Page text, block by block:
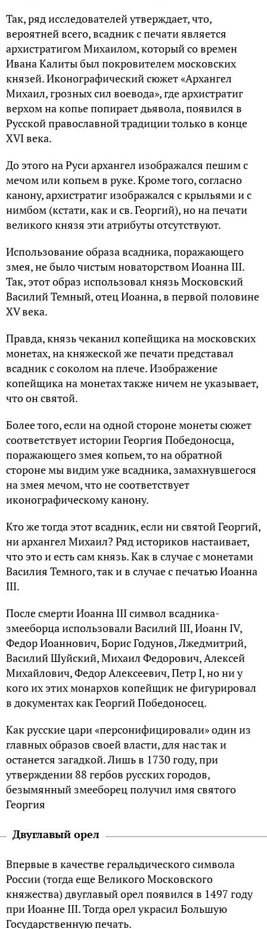
Так, ряд исследователей утверждает, что,
вероятней всего, всадник c печати является
архистратигом Михаилом, который со времен
Ивана Калиты был покровителем московских
князей. Иконографический сюжет «Архангел
Михаил, грозных сил воевода», где архистратиг
верхом на копье попирает дьявола, появился в
Русской православной традиции только в конце
XVI века.
До этого на Руси архангел изображался пешим с
мечом или копьем в руке. Кроме того, согласно
канону, архистратиг изображался с крыльями и с
нимбом (кстати, как и св. Георгий), но на печати
великого князя эти атрибуты отсутствуют.
Использование образа всадника, поражающего
змея, не было чистым новаторством Иоанна III.
Так, этот образ использовал князь Московский
Василий Темный, отец Иоанна, в первой половине
XV века.
Правда, князь чеканил копейщика на московских
монетах, на княжеской же печати представал
всадник с соколом на плече. Изображение
копейщика на монетах также ничем не указывает,
что он святой.
Более того, если на одной стороне монеты сюжет
соответствует истории Георгия Победоносца,
поражающего змея копьем, то на обратной
стороне мы видим уже всадника, замахнувшегося
на змея мечом, что не соответствует
иконографическому канону.
Кто же тогда этот всадник, если ни святой Георгий,
ни архангел Михаил? Ряд историков настаивает,
что это и есть сам князь. Как в случае с монетами
Василия Темного, так и в случае с печатью Иоанна
III.
После смерти Иоанна III символ всадника-
змееборца использовали Василий III, Иоанн IV,
Федор Иоаннович, Борис Годунов, Лжедмитрий,
Василий Шуйский, Михаил Федорович, Алексей
Михайлович, Федор Алексеевич, Петр I, но ни у
кого их этих монархов копейщик не фигурировал
в документах как Георгий Победоносец.
Как русские цари «персонифицировали» один из
главных образов своей власти, для нас так и
останется загадкой. Лишь в 1730 году, при
утверждении 88 гербов русских городов,
безымянный змееборец получил имя святого
Георгия
Двуглавый орел
Впервые в качестве геральдического символа
России (тогда еще Великого Московского
княжества) двуглавый орел появился в 1497 году
при Иоанне III. Тогда орел украсил Большую
Государственную печать.